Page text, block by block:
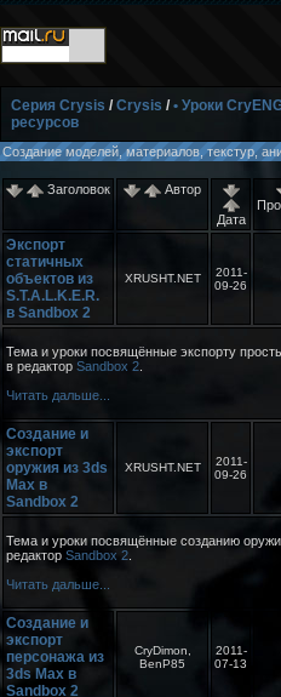
Серия Crysis /Crysis /• Уроки
ресурсов
Создание моделей, материалов, текстур,
Заголовок Автор
Дата
Экспорт
статичных
объектов из
S.T.A.L.K.E.R.
в Sandbox 2
XRUSHT.NET
2011-
09-26
Тема и уроки посвящённые экспорту
в редактор Sandbox 2
Читать дальше...
Создание и
экспорт
оружия из 3ds
Max в
Sandbox 2
XRUSHT.NET
2011-
09-26
Тема и уроки посвящённые созданию
редактор Sandbox 2
Читать дальше...
Создание и
экспорт
персонажа из
3ds Max в
Sandbox 2
CryDimon,
BenP85
2011-
07-13